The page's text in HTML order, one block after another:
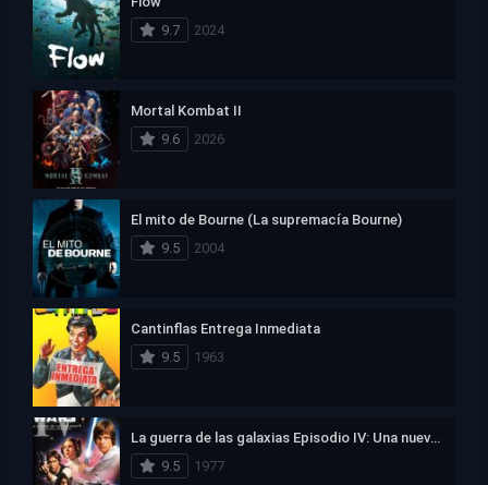
9.7
2024
Mortal Kombat II
9.6
2026
El mito de Bourne (La supremacía Bourne)
9.5
2004
Cantinflas Entrega Inmediata
9.5
1963
La guerra de las galaxias Episodio IV: Una nueva esperanza
9.5
1977